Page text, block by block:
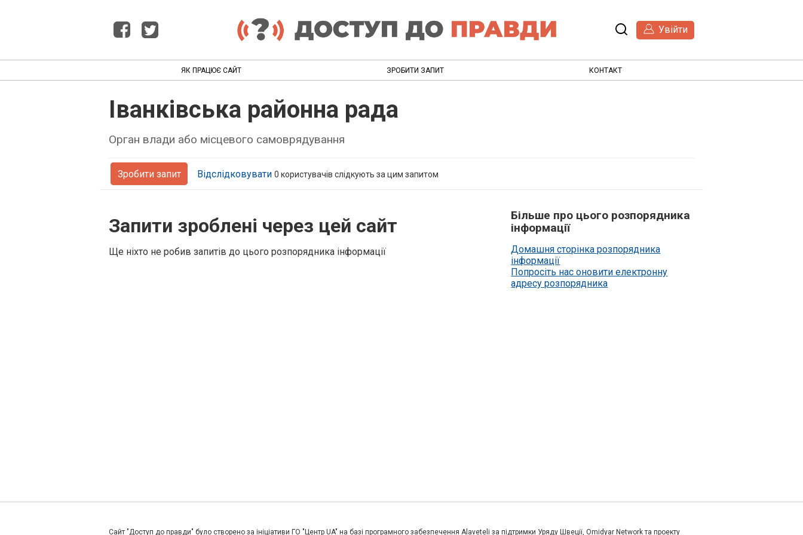
Увійти
ЯК ПРАЦЮЄ САЙТ ЗРОБИТИ ЗАПИТ КОНТАКТ
Іванківська районна рада
Орган влади або місцевого самоврядування
Зробити запит Відслідковувати 0 користувачів слідкують за цим запитом
Запити зроблені через цей сайт
Ще ніхто не робив запитів до цього розпорядника інформації
Більше про цього розпорядника
інформації
Домашня сторінка розпорядника
інформації
Попросіть нас оновити електронну
адресу розпорядника
Сайт "Доступ до правди" було створено за ініціативи ГО "Центр UA" на базі програмного забезпечення Alaveteli за підтримки Уряду Швеції, Omidyar Network та проекту